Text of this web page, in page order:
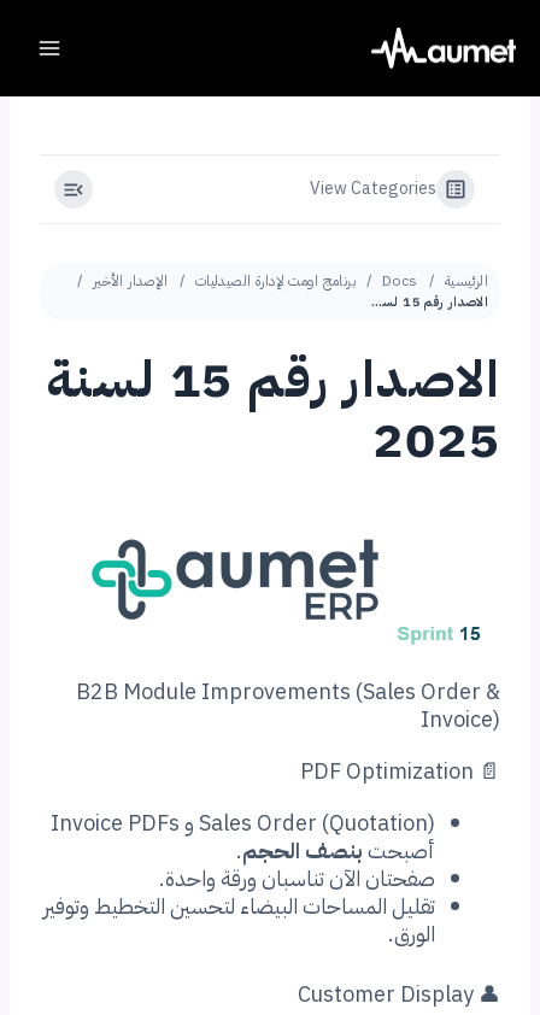
View
برنامج اومت لإدارة الصيدليات الإصدار الأخير
الاصدار رقم 15 لسنة 2025
الاصدار رقم 15 لسنة
B2B Module Improvements (Sales
Sales Order (Quotation) و Invoice PDFs
بنصف الحجم.
الآن تناسبان ورقة واحدة.
المساحات البيضاء لتحسين التخطيط وتوفير